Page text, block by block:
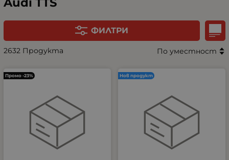
ФИЛТРИ
2632 Продукта По уместност
Промо -23% Нов продукт